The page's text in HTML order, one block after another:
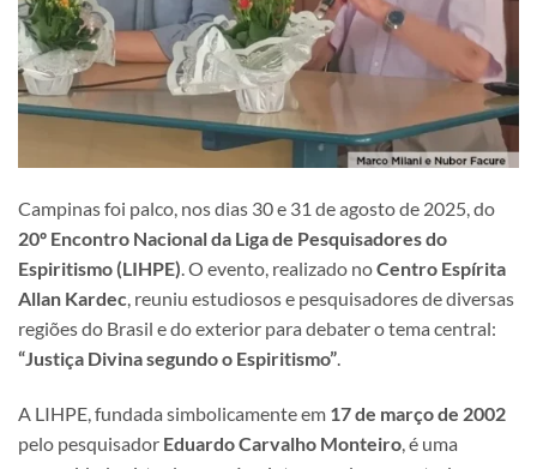
Campinas foi palco, nos dias 30 e 31 de agosto de 2025, do
20º Encontro Nacional da Liga de Pesquisadores do
Espiritismo (LIHPE). O evento, realizado noCentro Espírita
Allan Kardec, reuniu estudiosos e pesquisadores de diversas
regiões do Brasil e do exterior para debater o tema central:
“Justiça Divina segundo o Espiritismo”.
A LIHPE, fundada simbolicamente em 17 de março de 2002
pelo pesquisador Eduardo Carvalho Monteiro , é uma